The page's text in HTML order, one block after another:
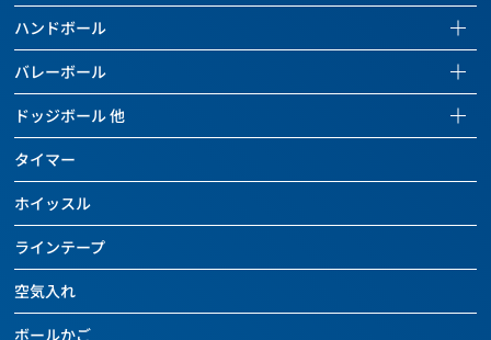
全ての商品を見る
バスケットボール
バッグ
ボールケアグッズ
チーム用具
レフェリー用具
トレーニング用具
カウンター
バスケットボール関連用具
サッカーページを見る
全ての商品を見る
サッカーボール
バッグ
ボールケアグッズ
チーム用具
レフェリー用具
トレーニング用具
関連用具
ハンドボール
ハンドボールページを見る
全ての商品を見る
ハンドボール
バッグ
ボールケアグッズ
チーム用具
レフェリー用具
トレーニング用具
バレーボール
バレーボールページを見る
全ての商品を見る
バレーボール
バッグ
ボールケアグッズ
チーム用具
レフェリー用具
ドッジボール 他
ドッジボールページを見る
全ての商品を見る
ドッジボール
その他のボール
バッグ
ボールケアグッズ
タイマー
ホイッスル
ラインテープ
空気入れ
ボールかご